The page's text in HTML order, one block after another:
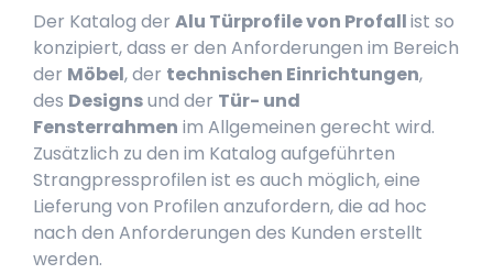
Der Katalog der Alu Türprofile von Profallist so
konzipiert, dass er den Anforderungen im Bereich
der Möbel, der technischen Einrichtungen,
des Designsund der Tür- und
Fensterrahmen im Allgemeinen gerecht wird.
Zusätzlich zu den im Katalog aufgeführten
Strangpressprofilen ist es auch möglich, eine
Lieferung von Profilen anzufordern, die ad hoc
nach den Anforderungen des Kunden erstellt
werden.